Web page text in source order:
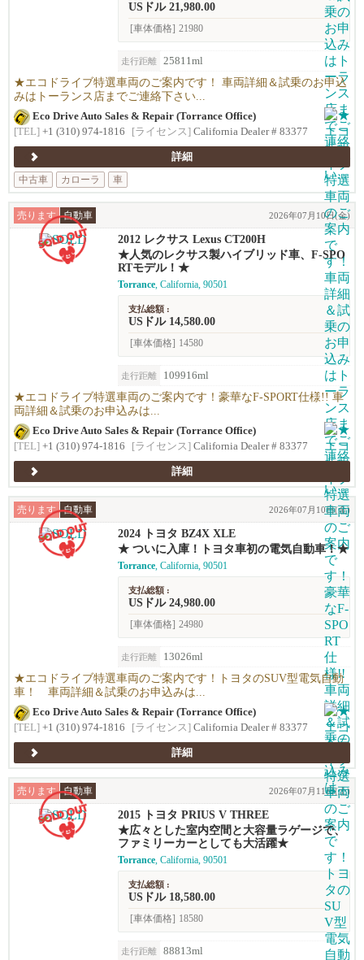
USドル 21,980.00
[車体価格] 21980
走行距離 25811ml
★エコドライブ特選車両のご案内です！ 車両詳細＆試乗のお申込
みはトーランス店までご連絡下さい...
Eco Drive Auto Sales & Repair (Torrance Office)
[TEL] +1 (310) 974-1816 [ライセンス] California Dealer # 83377
詳細
中古車
カローラ 車
売ります 自動車 2026年07月10日(金)
2012 レクサス Lexus CT200H
★人気のレクサス製ハイブリッド車、F-SPO
RTモデル！★
Torrance, California, 90501
支払総額 :
USドル 14,580.00
[車体価格] 14580
走行距離 109916ml
★エコドライブ特選車両のご案内です！豪華なF-SPORT仕様!! 車
両詳細＆試乗のお申込みは...
Eco Drive Auto Sales & Repair (Torrance Office)
[TEL] +1 (310) 974-1816 [ライセンス] California Dealer # 83377
詳細
売ります 自動車 2026年07月10日(金)
2024 トヨタ BZ4X XLE
★ ついに入庫！トヨタ車初の電気自動車！★
Torrance, California, 90501
支払総額 :
USドル 24,980.00
[車体価格] 24980
走行距離 13026ml
★エコドライブ特選車両のご案内です！トヨタのSUV型電気自動
車！ 車両詳細＆試乗のお申込みは...
Eco Drive Auto Sales & Repair (Torrance Office)
[TEL] +1 (310) 974-1816 [ライセンス] California Dealer # 83377
詳細
売ります 自動車 2026年07月11日(土)
2015 トヨタ PRIUS V THREE
★広々とした室内空間と大容量ラゲージで、
ファミリーカーとしても大活躍★
Torrance, California, 90501
支払総額 :
USドル 18,580.00
[車体価格] 18580
走行距離 88813ml